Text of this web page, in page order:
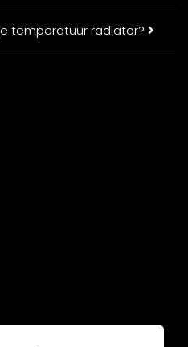
temperatuur radiator?